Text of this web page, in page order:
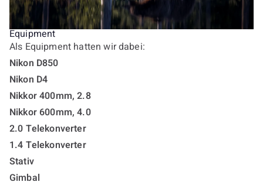
Equipment
Als Equipment hatten wir dabei:
Nikon D850
Nikon D4
Nikkor 400mm, 2.8
Nikkor 600mm, 4.0
2.0 Telekonverter
1.4 Telekonverter
Stativ
Gimbal